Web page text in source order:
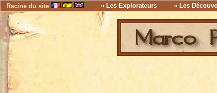
Racine du site » Les Explorateurs » Les